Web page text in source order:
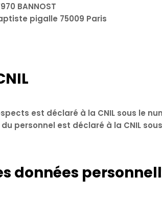
BANNOST
pigalle 75009 Paris
est déclaré à la CNIL sous le
personnel est déclaré à la CNIL
données